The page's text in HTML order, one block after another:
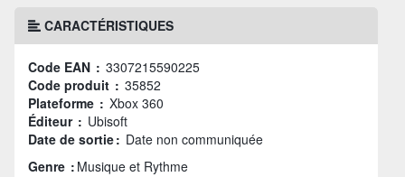
CARACTÉRISTIQUES
Code EAN : 3307215590225
Code produit : 35852
Plateforme : Xbox 360
Éditeur : Ubisoft
Date de sortie : Date non communiquée
Genre : Musique et Rythme